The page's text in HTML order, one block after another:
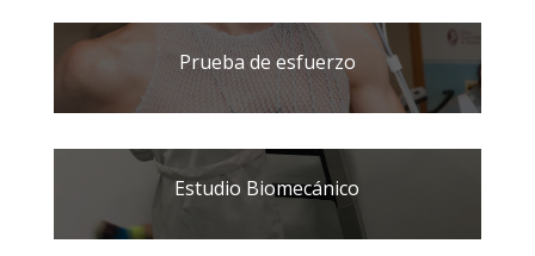
Prueba de esfuerzo
Estudio Biomecánico